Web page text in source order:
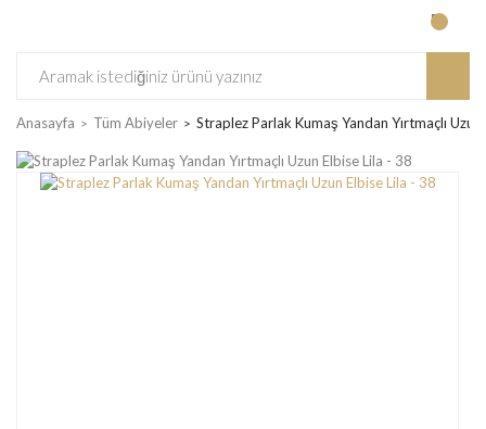
Anasayfa Tüm Abiyeler Straplez Parlak Kumaş Yandan Yırtmaçlı